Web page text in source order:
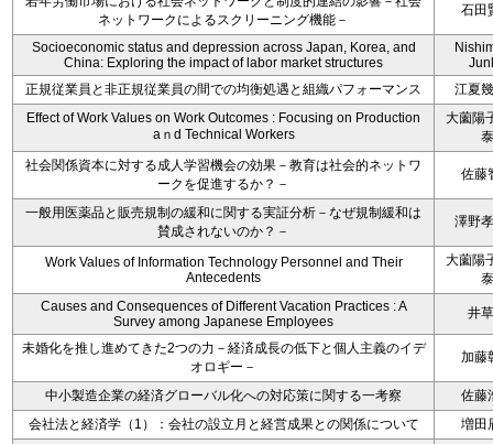
ネットワークによるスクリーニング機能－
石田
Socioeconomic status and depression across Japan, Korea, and
China: Exploring the impact of labor market structures
正規従業員と非正規従業員の間での均衡処遇と組織パフォーマンス
江夏
Effect of Work Values on Work Outcomes : Focusing on Production
aｎd Technical Workers
大薗陽
泰
社会関係資本に対する成人学習機会の効果－教育は社会的ネットワ
ークを促進するか？－
佐藤
一般用医薬品と販売規制の緩和に関する実証分析－なぜ規制緩和は
賛成されないのか？－
澤野
Work Values of Information Technology Personnel and Their
Antecedents
大薗陽
泰
Causes and Consequences of Different Vacation Practices : A
Survey among Japanese Employees
井
未婚化を推し進めてきた2つの力－経済成長の低下と個人主義のイデ
オロギー－
加藤
中小製造企業の経済グローバル化への対応策に関する一考察
佐藤
会社法と経済学（1）：会社の設立月と経営成果との関係について
増田